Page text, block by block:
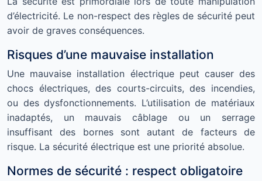
d’électricité. Le non-respect des règles de sécurité peut
avoir de graves conséquences.
Risques d’une mauvaise installation
Une mauvaise installation électrique peut causer des
chocs électriques, des courts-circuits, des incendies,
ou des dysfonctionnements. L’utilisation de matériaux
inadaptés, un mauvais câblage ou un serrage
insuffisant des bornes sont autant de facteurs de
risque. La sécurité électrique est une priorité absolue.
Normes de sécurité : respect obligatoire